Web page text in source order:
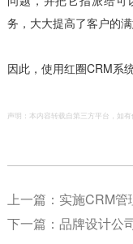
务，大大提高了客户的
因此，使用红圈CRM系
声明：本内容转载自第三方平台，如
上一篇： 实施CRM管
下一篇： 品牌设计公